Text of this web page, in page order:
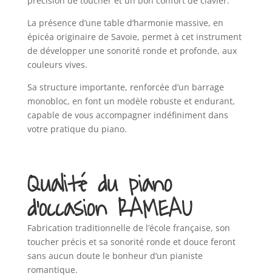
La présence d’une table d’harmonie massive, en
épicéa originaire de Savoie, permet à cet instrument
de développer une sonorité ronde et profonde, aux
couleurs vives.
Sa structure importante, renforcée d’un barrage
monobloc, en font un modèle robuste et endurant,
capable de vous accompagner indéfiniment dans
votre pratique du piano.
Qualité du piano
d’occasion RAMEAU
Fabrication traditionnelle de l’école française, son
toucher précis et sa sonorité ronde et douce feront
sans aucun doute le bonheur d’un pianiste
romantique.